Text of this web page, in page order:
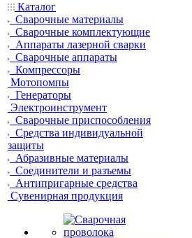
Каталог
Сварочные материалы
Сварочные комплектующие
Аппараты лазерной сварки
Сварочные аппараты
Компрессоры
Мотопомпы
Генераторы
Электроинструмент
Сварочные приспособления
Средства индивидуальной
защиты
Абразивные материалы
Соединители и разъемы
Антипригарные средства
Сувенирная продукция